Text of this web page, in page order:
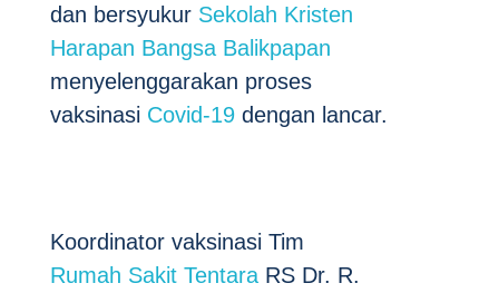
dan bersyukur Sekolah Kristen
Harapan Bangsa Balikpapan
menyelenggarakan proses
vaksinasi Covid-19 dengan lancar.
Koordinator vaksinasi Tim
Rumah Sakit Tentara RS Dr. R.